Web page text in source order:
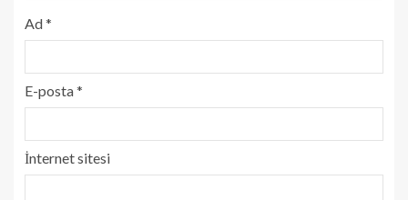
Ad*
E-posta*
İnternet sitesi